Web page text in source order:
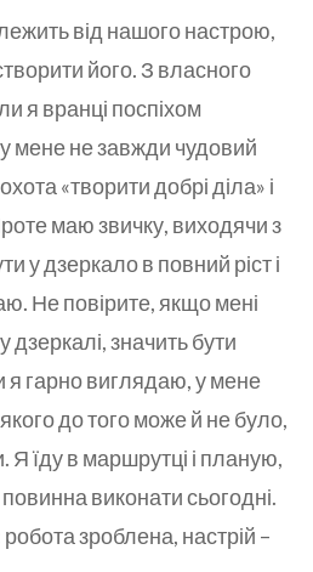
від нашого настрою,
його. З власного
я вранці поспіхом
мене не завжди чудовий
«творити добрі діла» і
маю звичку, виходячи з
у дзеркало в повний ріст і
Не повірите, якщо мені
дзеркалі, значить бути
я гарно виглядаю, у мене
до того може й не було,
Я їду в маршрутці і планую,
виконати сьогодні.
зроблена, настрій –